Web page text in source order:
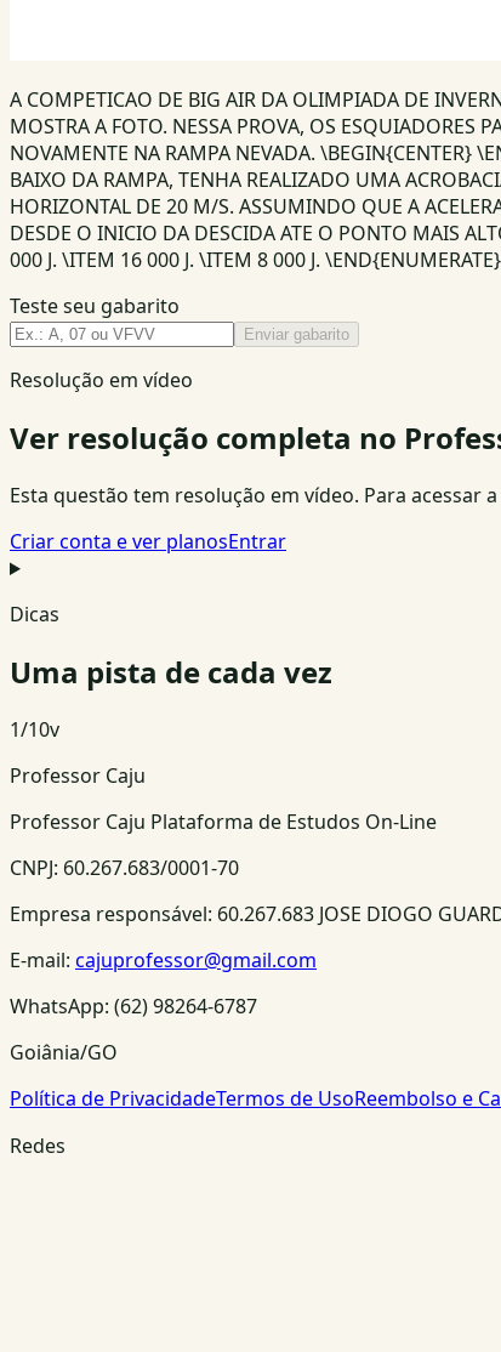
A COMPETICAO DE BIG AIR DA OLIMPIADA DE
MOSTRA A FOTO. NESSA PROVA, OS ESQUIADORES
NOVAMENTE NA RAMPA NEVADA. \BEGIN{CENTER}
BAIXO DA RAMPA, TENHA REALIZADO UMA
HORIZONTAL DE 20 M/S. ASSUMINDO QUE A
DESDE O INICIO DA DESCIDA ATE O PONTO MAIS
000 J. \ITEM 16 000 J. \ITEM 8 000 J.
Teste seu gabarito
Enviar gabarito
Resolução em vídeo
Ver resolução completa no
Esta questão tem resolução em vídeo. Para acessar
Criar conta e ver planosEntrar
Dicas
Uma pista de cada vez
1/10v
Professor Caju
Professor Caju Plataforma de Estudos On-Line
CNPJ: 60.267.683/0001-70
Empresa responsável: 60.267.683 JOSE DIOGO
E-mail: cajuprofessor@gmail.com
WhatsApp: (62) 98264-6787
Goiânia/GO
Política de PrivacidadeTermos de UsoReembolso e
Redes